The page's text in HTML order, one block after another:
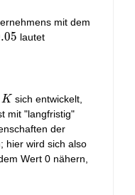
mit dem
.05 lautet
\cdot t}
K
K sich entwickelt,
mit "langfristig"
der
hier wird sich also
Wert 0 nähern,